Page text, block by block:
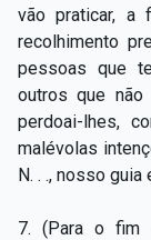
vão praticar,
recolhimento
pessoas que
outros que
perdoai-lhes,
malévolas
N. . ., nosso
7. (Para o fim